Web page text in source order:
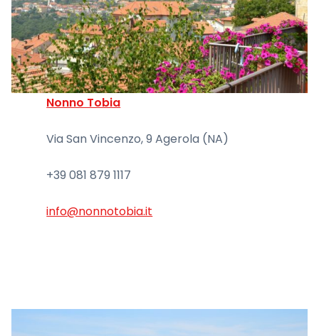
Nonno Tobia
Via San Vincenzo, 9 Agerola (NA)
+39 081 879 1117
info@nonnotobia.it